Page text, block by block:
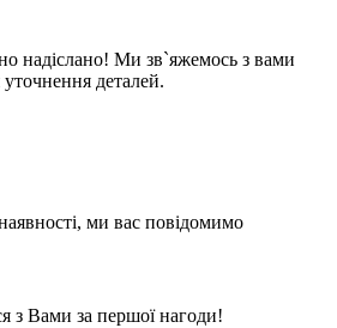
надіслано! Ми зв`яжемось з вами
деталей.
ми вас повідомимо
з Вами за першої нагоди!